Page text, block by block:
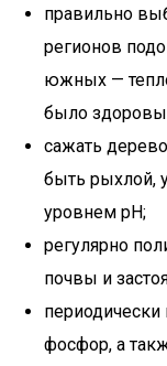
правильно
регионов
южных —
было
сажать
быть рыхлой,
уровнем pH;
регулярно
почвы и
периодически
фосфор, а